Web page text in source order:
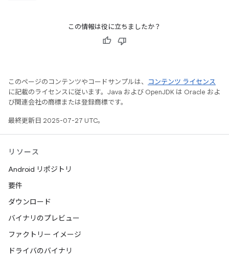
この情報は役に立ちましたか？
このページのコンテンツやコードサンプルは、
コンテンツ ライセンス
に記載のライセンスに従います。Java および OpenJDK は Oracle およ
び関連会社の商標または登録商標です。
最終更新日 2025-07-27 UTC。
リソース
Android リポジトリ
要件
ダウンロード
バイナリのプレビュー
ファクトリー イメージ
ドライバのバイナリ